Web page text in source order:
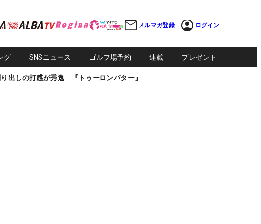
メルマガ登録 ログイン
グ SNSニュース ゴルフ場予約 連載 プレゼント
出しの打感が秀逸 『トゥーロンパター』